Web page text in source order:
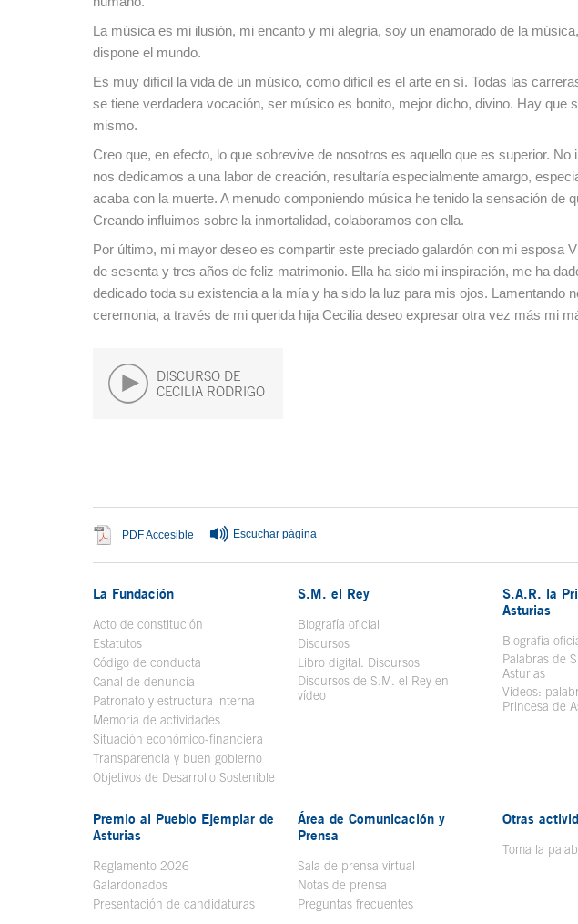
La música es mi ilusión, mi encanto y mi alegría, soy un enamorado de la
dispone el mundo.
Es muy difícil la vida de un músico, como difícil es el arte en sí. Todas las
se tiene verdadera vocación, ser músico es bonito, mejor dicho, divino. Hay que
mismo.
Creo que, en efecto, lo que sobrevive de nosotros es aquello que es superior.
nos dedicamos a una labor de creación, resultaría especialmente amargo,
acaba con la muerte. A menudo componiendo música he tenido la sensación de
Creando influimos sobre la inmortalidad, colaboramos con ella.
Por último, mi mayor deseo es compartir este preciado galardón con mi esposa
de sesenta y tres años de feliz matrimonio. Ella ha sido mi inspiración, me ha
dedicado toda su existencia a la mía y ha sido la luz para mis ojos. Lamentando
ceremonia, a través de mi querida hija Cecilia deseo expresar otra vez más mi
DISCURSO DE
CECILIA RODRIGO
PDF Accesible Se abre en ventana nueva
Escuchar página
La Fundación
Acto de constitución
Estatutos
Código de conducta
Canal de denuncia
Patronato y estructura interna
Memoria de actividades
Situación económico-financiera
Transparencia y buen gobierno
Objetivos de Desarrollo Sostenible
S.M. el Rey
Biografía oficial
Discursos
Libro digital. DiscursosSe abre en ventana nueva
Discursos de S.M. el Rey en
vídeoSe abre en ventana nueva
S.A.R. la
Asturias
Biografía
Palabras de
Asturias
Videos:
Princesa de
Premio al Pueblo Ejemplar de
Asturias
Reglamento 2026
Galardonados
Presentación de candidaturas
Área de Comunicación y
Prensa
Sala de prensa virtual
Notas de prensa
Preguntas frecuentes
Otras
Toma la